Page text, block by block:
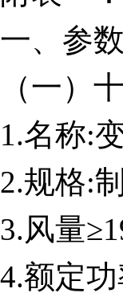
一、参
（一）
1.名称:
2.规格:
3.风量
4.额定